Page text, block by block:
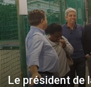
Le président de